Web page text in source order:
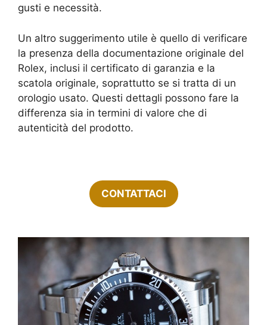
gusti e necessità.
Un altro suggerimento utile è quello di verificare
la presenza della documentazione originale del
Rolex, inclusi il certificato di garanzia e la
scatola originale, soprattutto se si tratta di un
orologio usato. Questi dettagli possono fare la
differenza sia in termini di valore che di
autenticità del prodotto.
CONTATTACI